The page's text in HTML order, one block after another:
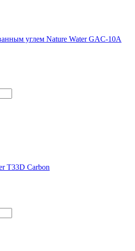
углем Nature Water GAC-10A
T33D Carbon